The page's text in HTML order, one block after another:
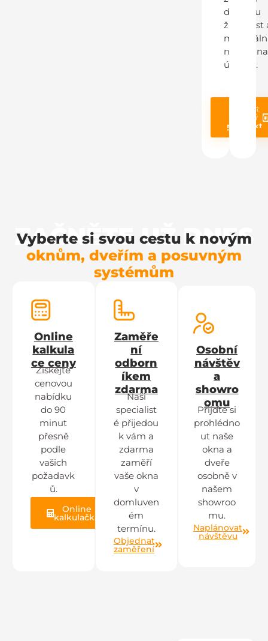
dlouhou
životnost
nároky na
údržbu.
Poptat
stejný
produkt
ZAČNĚTE UŽ DNES
Vyberte si svou cestu k novým
oknům, dveřím a posuvným
systémům
Online
kalkula
ce ceny
Získejte
cenovou
nabídku
do 90
minut
přesně
podle
vašich
požadavk
ů.
Online
kalkulačka
Zaměře
ní
odborn
íkem
zdarma
Naši
specialist
é přijedou
k vám a
zdarma
zaměří
vaše okna
v
domluven
ém
termínu.
Objednat
zaměření
Osobní
návštěv
a
showro
omu
Přijďte si
prohlédno
ut naše
okna a
dveře
osobně v
našem
showroo
mu.
Naplánovat
návštěvu